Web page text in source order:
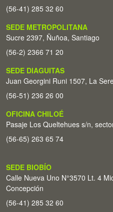
(56-41) 285 32 60
SEDE METROPOLITANA
Sucre 2397, Ñuñoa, Santiago
(56-2) 2366 71 20
SEDE DIAGUITAS
Juan Georgini Runi 1507, La
(56-51) 236 26 00
OFICINA CHILOÉ
Pasaje Los Queltehues s/n,
(56-65) 263 65 74
SEDE BIOBÍO
Calle Nueva Uno N°3570 Lt. 4
Concepción
(56-41) 285 32 60